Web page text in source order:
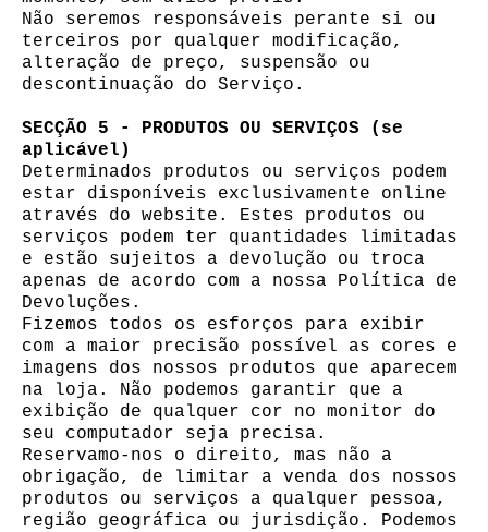
Não seremos responsáveis ​​perante si ou
terceiros por qualquer modificação,
alteração de preço, suspensão ou
descontinuação do Serviço.
SECÇÃO 5 - PRODUTOS OU SERVIÇOS (se
aplicável)
Determinados produtos ou serviços podem
estar disponíveis exclusivamente online
através do website. Estes produtos ou
serviços podem ter quantidades limitadas
e estão sujeitos a devolução ou troca
apenas de acordo com a nossa Política de
Devoluções.
Fizemos todos os esforços para exibir
com a maior precisão possível as cores e
imagens dos nossos produtos que aparecem
na loja. Não podemos garantir que a
exibição de qualquer cor no monitor do
seu computador seja precisa.
Reservamo-nos o direito, mas não a
obrigação, de limitar a venda dos nossos
produtos ou serviços a qualquer pessoa,
região geográfica ou jurisdição. Podemos